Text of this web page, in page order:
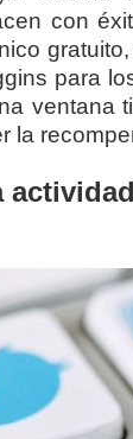
con
para
ventana
la